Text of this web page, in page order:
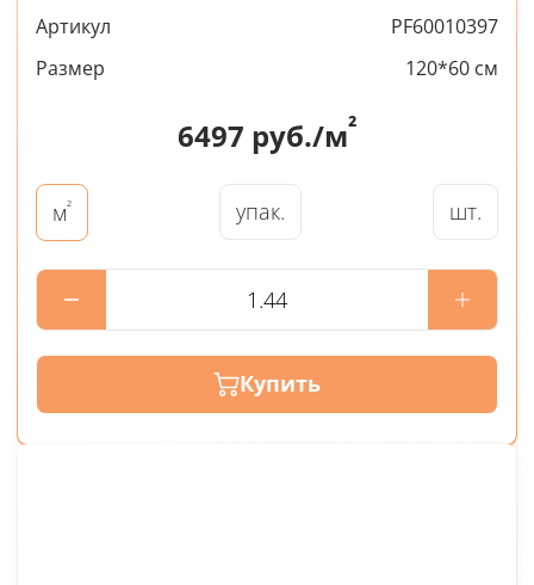
Артикул
PF60010397
Размер
120*60 см
6497 руб./м²
м² упак. шт.
Купить